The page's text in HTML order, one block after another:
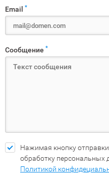
Email *
Сообщение *
Нажимая кнопку
обработку персональных
Политикой